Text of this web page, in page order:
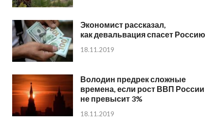
Экономист рассказал,
как девальвация спасет Россию
18.11.2019
Володин предрек сложные
времена, если рост ВВП России
не превысит 3%
18.11.2019